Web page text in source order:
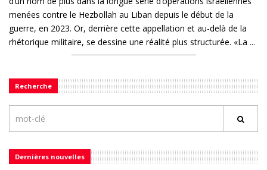
menées contre le Hezbollah au Liban depuis le début de la
guerre, en 2023. Or, derrière cette appellation et au-delà de la
rhétorique militaire, se dessine une réalité plus structurée. «La ...
Recherche
Dernières nouvelles